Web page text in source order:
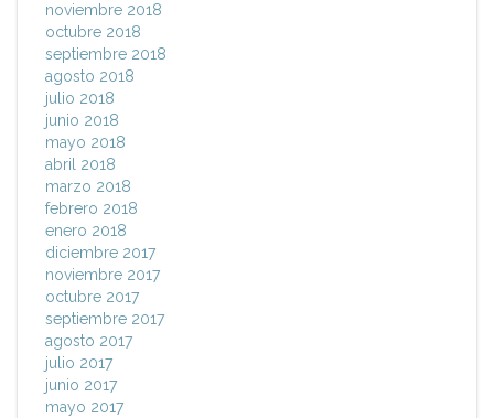
noviembre 2018
octubre 2018
septiembre 2018
agosto 2018
julio 2018
junio 2018
mayo 2018
abril 2018
marzo 2018
febrero 2018
enero 2018
diciembre 2017
noviembre 2017
octubre 2017
septiembre 2017
agosto 2017
julio 2017
junio 2017
mayo 2017